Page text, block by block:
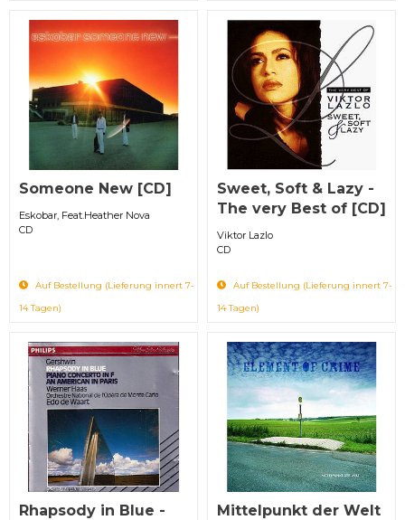
Someone New [CD]
Eskobar, Feat.Heather Nova
CD
Auf Bestellung (Lieferung innert 7-
14 Tagen)
Sweet, Soft & Lazy -
The very Best of [CD]
Viktor Lazlo
CD
Auf Bestellung (Lieferung innert 7-
14 Tagen)
Rhapsody in Blue -
Mittelpunkt der Welt